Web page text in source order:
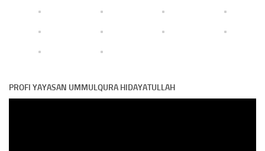
PROFI YAYASAN UMMULQURA HIDAYATULLAH